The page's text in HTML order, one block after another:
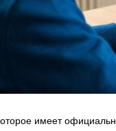
имеет